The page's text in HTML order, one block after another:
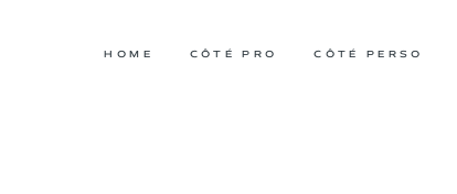
HOME CÔTÉ PRO CÔTÉ PERSO